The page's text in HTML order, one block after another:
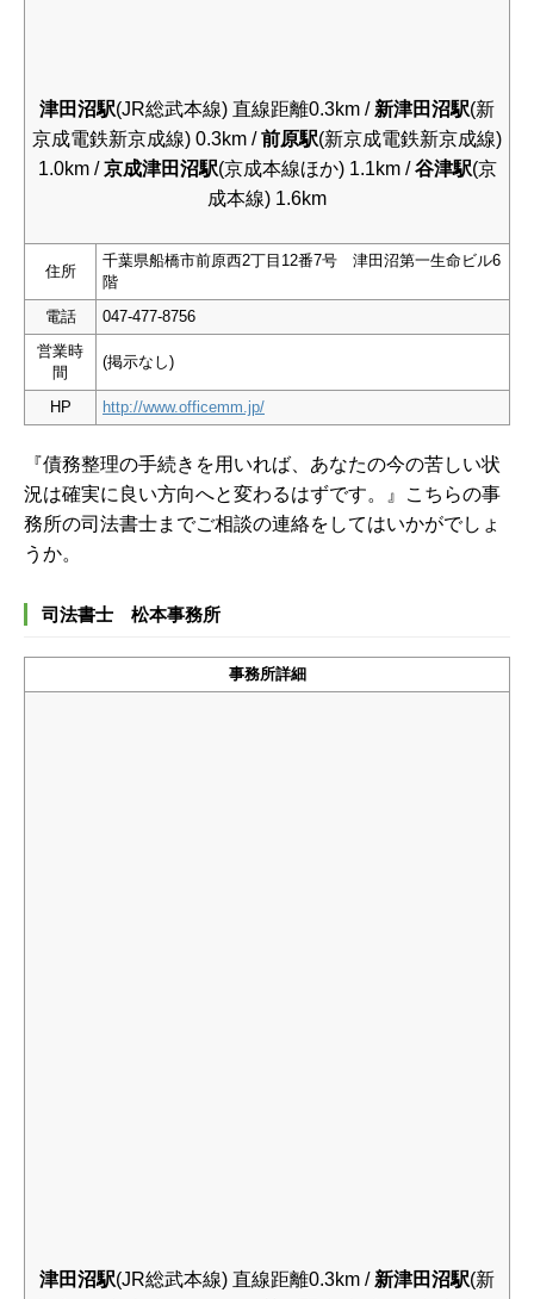
津田沼駅(JR総武本線) 直線距離0.3km / 新津田沼駅(新
京成電鉄新京成線) 0.3km /前原駅(新京成電鉄新京成線)
1.0km /京成津田沼駅(京成本線ほか) 1.1km /谷津駅(京
成本線) 1.6km
住所
千葉県船橋市前原西2丁目12番7号 津田沼第一生命ビル6
階
電話
047-477-8756
営業時
間
(掲示なし)
HP http://www.officemm.jp/
『債務整理の手続きを用いれば、あなたの今の苦しい状
況は確実に良い方向へと変わるはずです。』こちらの事
務所の司法書士までご相談の連絡をしてはいかがでしょ
うか。
司法書士 松本事務所
事務所詳細
津田沼駅(JR総武本線) 直線距離0.3km / 新津田沼駅(新